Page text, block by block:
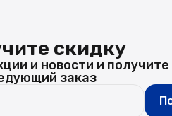
скидку
и новости и получите
заказ